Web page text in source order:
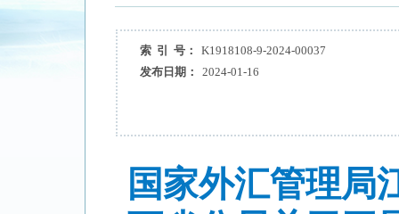
索 引 号：
K1918108-9-2024-00037
发布日期：
2024-01-16
国家外汇管理局